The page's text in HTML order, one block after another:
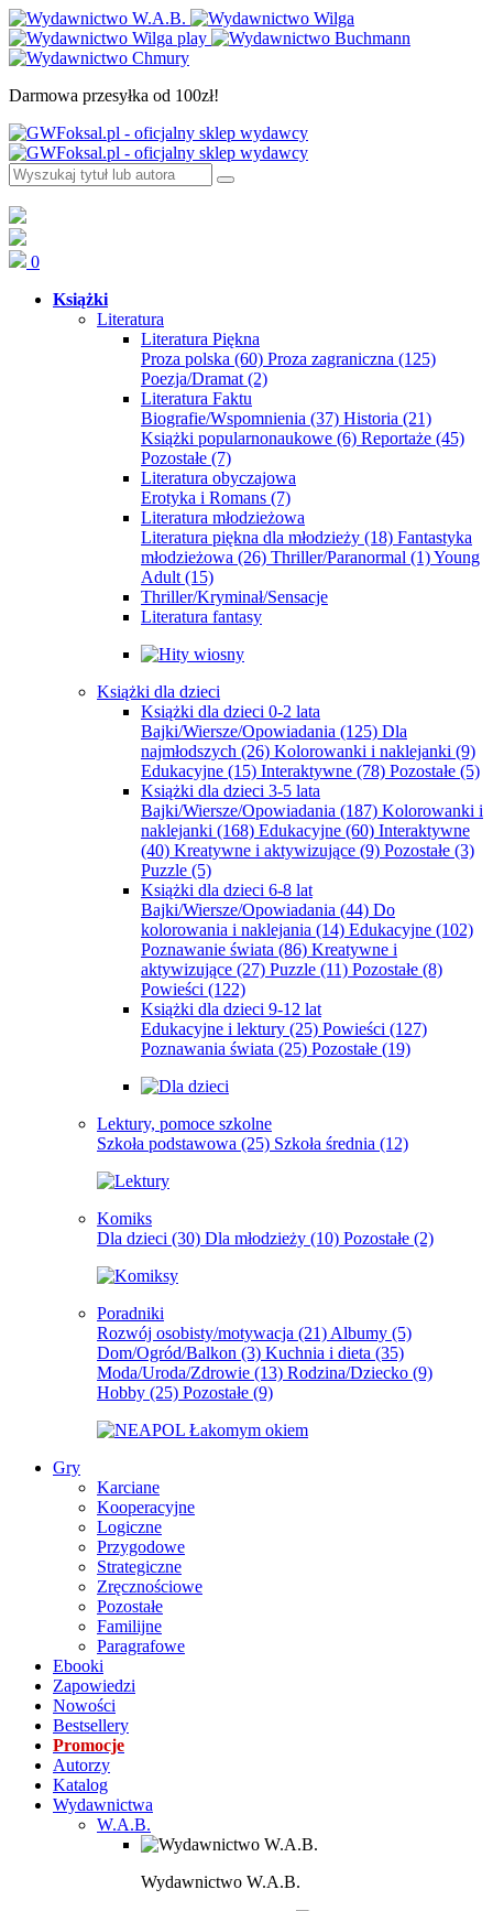
Darmowa przesyłka od 100zł!
0
Książki
Literatura
Literatura Piękna
Proza polska (60) Proza zagraniczna (125)
Poezja/Dramat (2)
Literatura Faktu
Biografie/Wspomnienia (37) Historia (21)
Książki popularnonaukowe (6) Reportaże (45)
Pozostałe (7)
Literatura obyczajowa
Erotyka i Romans (7)
Literatura młodzieżowa
Literatura piękna dla młodzieży (18) Fantastyka
młodzieżowa (26) Thriller/Paranormal (1)Young
Adult (15)
Thriller/Kryminał/Sensacje
Literatura fantasy
Książki dla dzieci
Książki dla dzieci 0-2 lata
Bajki/Wiersze/Opowiadania (125) Dla
najmłodszych (26) Kolorowanki i naklejanki (9)
Edukacyjne (15) Interaktywne (78) Pozostałe (5)
Książki dla dzieci 3-5 lata
Bajki/Wiersze/Opowiadania (187) Kolorowanki i
naklejanki (168) Edukacyjne (60) Interaktywne
(40) Kreatywne i aktywizujące (9) Pozostałe (3)
Puzzle (5)
Książki dla dzieci 6-8 lat
Bajki/Wiersze/Opowiadania (44) Do
kolorowania i naklejania (14) Edukacyjne (102)
Poznawanie świata (86) Kreatywne i
aktywizujące (27) Puzzle (11) Pozostałe (8)
Powieści (122)
Książki dla dzieci 9-12 lat
Edukacyjne i lektury (25) Powieści (127)
Poznawania świata (25) Pozostałe (19)
Lektury, pomoce szkolne
Szkoła podstawowa (25) Szkoła średnia (12)
Komiks
Dla dzieci (30) Dla młodzieży (10) Pozostałe (2)
Poradniki
Rozwój osobisty/motywacja (21) Albumy (5)
Dom/Ogród/Balkon (3) Kuchnia i dieta (35)
Moda/Uroda/Zdrowie (13) Rodzina/Dziecko (9)
Hobby (25) Pozostałe (9)
Gry
Karciane
Kooperacyjne
Logiczne
Przygodowe
Strategiczne
Zręcznościowe
Pozostałe
Familijne
Paragrafowe
Ebooki
Zapowiedzi
Nowości
Bestsellery
Promocje
Autorzy
Katalog
Wydawnictwa
W.A.B.
Wydawnictwo W.A.B.